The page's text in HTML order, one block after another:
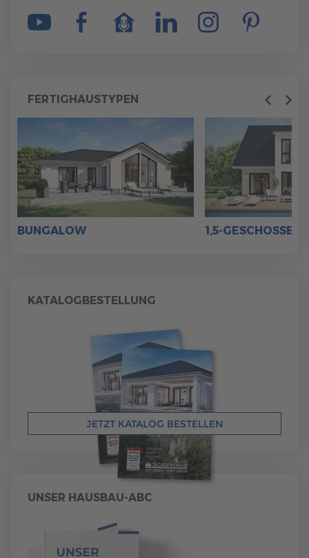
FERTIGHAUSTYPEN Previous
BUNGALOW 1,5-GESCHOSSER
KATALOGBESTELLUNG
JETZT KATALOG BESTELLEN
UNSER HAUSBAU-ABC